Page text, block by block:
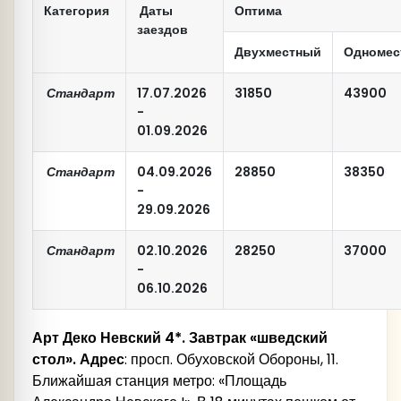
Категория
Даты
заездов
Оптима
Двухместный
Стандарт
17.07.2026
-
01.09.2026
31850 43900
Стандарт
04.09.2026
-
29.09.2026
28850 38350
Стандарт
02.10.2026
-
06.10.2026
28250 37000
Арт Деко Невский 4*. Завтрак «шведский
стол». Адрес: просп. Обуховской Обороны, 11.
Ближайшая станция метро: «Площадь